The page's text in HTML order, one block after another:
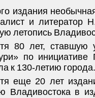
издания
и литератор
летопись
80 лет, ставшую
по инициативе
к 130-летию города.
еще 20 лет
Владивостока в